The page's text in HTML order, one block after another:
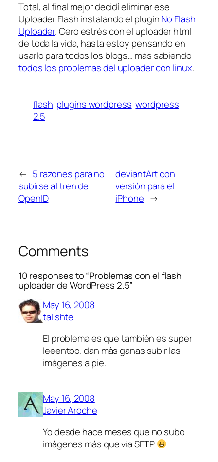
Total, al final mejor decidí eliminar ese
Uploader Flash instalando el pluginNo Flash
Uploader. Cero estrés con el uploader html
de toda la vida, hasta estoy pensando en
usarlo para todos los blogs… más sabiendo
todos los problemas del uploader con linux.
flash plugins wordpress wordpress
2.5
← 5 razones para no
subirse al tren de
OpenID
deviantArt con
versión para el
iPhone →
Comments
10 responses to “Problemas con el flash
uploader de WordPress 2.5”
May 16, 2008
talishte
El problema es que tambièn es super
leeentoo. dan màs ganas subir las
imàgenes a pie.
May 16, 2008
Javier Aroche
Yo desde hace meses que no subo
imágenes más que vía SFTP